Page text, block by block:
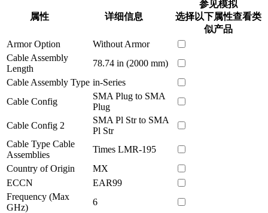
属性 详细信息
参见模拟
选择以下属性查看类
似产品
Armor Option
Without Armor
Cable Assembly
Length
78.74 in (2000 mm)
Cable Assembly Type in-Series
Cable Config
SMA Plug to SMA
Plug
Cable Config 2
SMA Pl Str to SMA
Pl Str
Cable Type Cable
Assemblies
Times LMR-195
Country of Origin
MX
ECCN
EAR99
Frequency (Max
GHz)
6